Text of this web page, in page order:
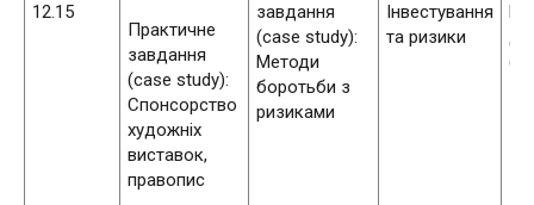
12.15
Практичне
завдання
(case study):
Спонсорство
художніх
виставок,
правопис
завдання
(case study):
Методи
боротьби з
ризиками
Інвестування
та ризики